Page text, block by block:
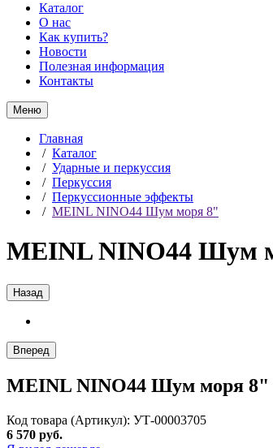
Каталог
О нас
Как купить?
Новости
Полезная информация
Контакты
Меню
Главная
/ Каталог
/ Ударные и перкуссия
/ Перкуссия
/ Перкуссионные эффекты
/ MEINL NINO44 Шум моря 8"
MEINL NINO44 Шум
Назад
Вперед
MEINL NINO44 Шум моря 8"
Код товара (Артикул): УТ-00003705
6 570 руб.